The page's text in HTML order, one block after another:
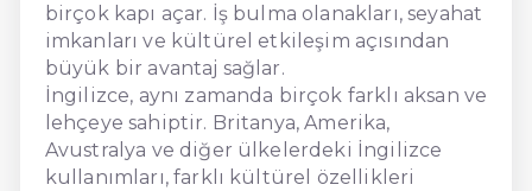
birçok kapı açar. İş bulma olanakları, seyahat
imkanları ve kültürel etkileşim açısından
büyük bir avantaj sağlar.
İngilizce, aynı zamanda birçok farklı aksan ve
lehçeye sahiptir. Britanya, Amerika,
Avustralya ve diğer ülkelerdeki İngilizce
kullanımları, farklı kültürel özellikleri